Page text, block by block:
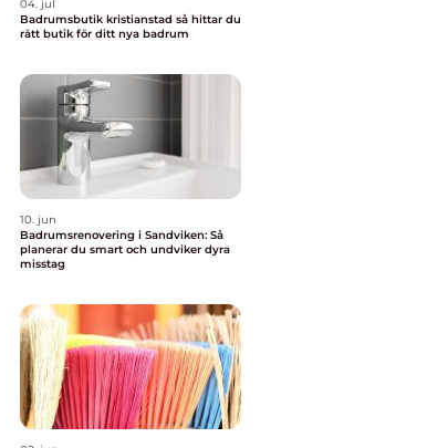
04. jul
Badrumsbutik kristianstad så hittar du
rätt butik för ditt nya badrum
10. jun
Badrumsrenovering i Sandviken: Så
planerar du smart och undviker dyra
misstag